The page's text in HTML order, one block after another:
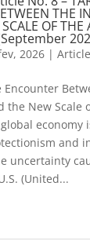
THE
OF THE
2026|
Encounter
the New Scale
economy
and
uncertainty
(United...